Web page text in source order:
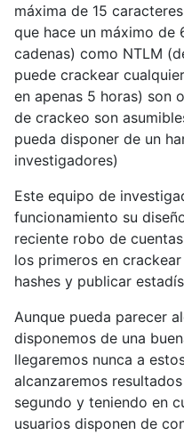
máxima de 15
que hace un máximo de
cadenas) como NTLM
puede crackear
en apenas 5 horas) son
de crackeo son
pueda disponer de un
investigadores)
Este equipo de
funcionamiento su
reciente robo de
los primeros en
hashes y publicar
Aunque pueda parecer
disponemos de una
llegaremos nunca a
alcanzaremos
segundo y teniendo en
usuarios disponen de